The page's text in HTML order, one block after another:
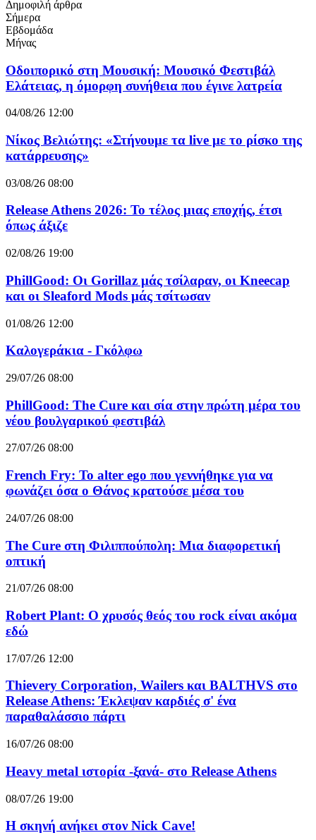
Δημοφιλή άρθρα
Σήμερα
Εβδομάδα
Μήνας
Οδοιπορικό στη Μουσική: Μουσικό Φεστιβάλ
Ελάτειας, η όμορφη συνήθεια που έγινε λατρεία
04/08/26 12:00
Νίκος Βελιώτης: «Στήνουμε τα live με το ρίσκο της
κατάρρευσης»
03/08/26 08:00
Release Athens 2026: Το τέλος μιας εποχής, έτσι
όπως άξιζε
02/08/26 19:00
PhillGood: Οι Gorillaz μάς τσίλαραν, οι Kneecap
και οι Sleaford Mods μάς τσίτωσαν
01/08/26 12:00
Καλογεράκια - Γκόλφω
29/07/26 08:00
PhillGood: The Cure και σία στην πρώτη μέρα του
νέου βουλγαρικού φεστιβάλ
27/07/26 08:00
French Fry: Το alter ego που γεννήθηκε για να
φωνάζει όσα ο Θάνος κρατούσε μέσα του
24/07/26 08:00
The Cure στη Φιλιππούπολη: Μια διαφορετική
οπτική
21/07/26 08:00
Robert Plant: Ο χρυσός θεός του rock είναι ακόμα
εδώ
17/07/26 12:00
Thievery Corporation, Wailers και BALTHVS στο
Release Athens: Έκλεψαν καρδιές σ' ένα
παραθαλάσσιο πάρτι
16/07/26 08:00
Heavy metal ιστορία -ξανά- στο Release Athens
08/07/26 19:00
Η σκηνή ανήκει στον Nick Cave!